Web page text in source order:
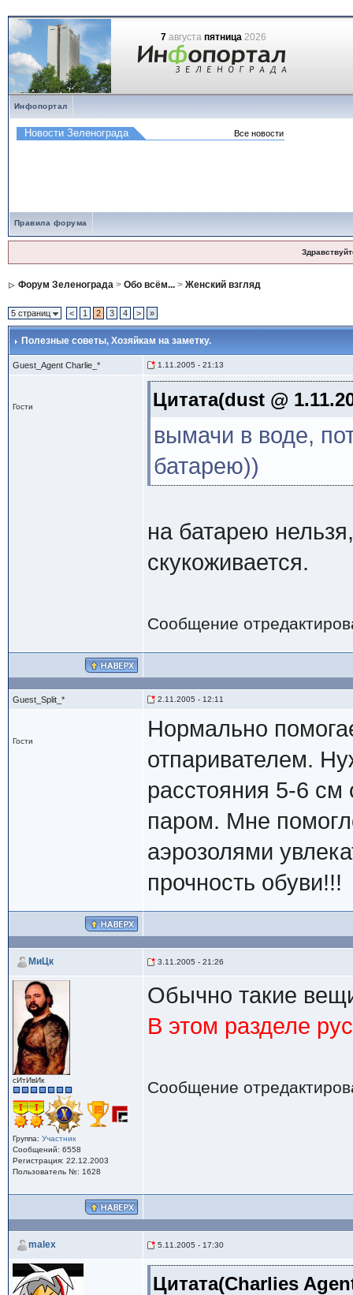
7августа пятница2026
Инфопортал
Правила форума
Форум Зеленограда> Обо всём...> Женский взгляд
5 страниц < 1 2 3 4 > »
Полезные советы, Хозяйкам на заметку.
Guest_Agent Charlie_* 1.11.2005 - 21:13
Гости Цитата(dust @
вымачи в воде,
батарею))
на батарею
скукоживается.
Сообщение
Guest_Split_* 2.11.2005 - 12:11
Гости
Нормально
отпаривателем.
расстояния 5-6
паром. Мне
аэрозолями
прочность обуви!!!
МиЦк 3.11.2005 - 21:26
сИтИвИк
Группа: Участник
Сообщений: 6558
Регистрация: 22.12.2003
Пользователь №: 1628
Обычно такие
В этом разделе
Сообщение
malex 5.11.2005 - 17:30
Цитата(Charlies